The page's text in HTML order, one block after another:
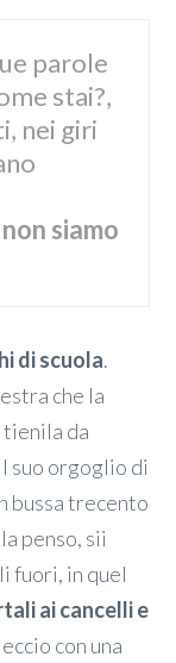
parole
stai?,
nei giri
non siamo
di scuola.
che la
tienila da
suo orgoglio di
bussa trecento
penso, sii
fuori, in quel
ai cancelli e
con una